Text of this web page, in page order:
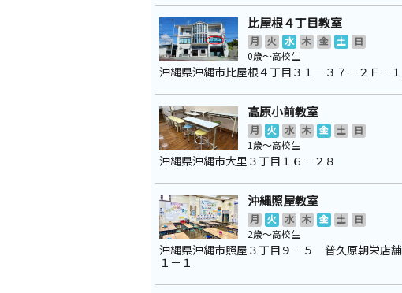
比屋根４丁目教室
月 火 水 木 金 土
日
0歳～高校生
沖縄県沖縄市比屋根４丁目３１－３７－２Ｆ－１
高原小前教室
月 火 水 木 金 土
日
1歳～高校生
沖縄県沖縄市大里３丁目１６－２８
沖縄照屋教室
月 火 水 木 金 土
日
2歳～高校生
沖縄県沖縄市照屋３丁目９－５ 普久原朝栄店舗
１－１